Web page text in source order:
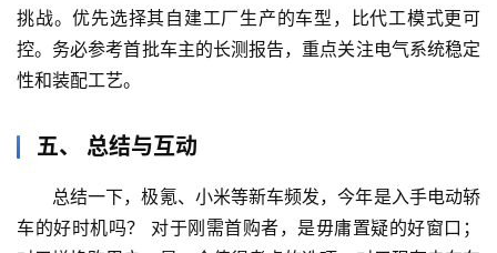
挑战。优先选择其自建工厂生产的车型 ，比代工模式更可
控。务必参考首批车主的长测报告，重点关注电气系统稳定
性和装配工艺。
五、 总结与互动
总结一下，极氪、小米等新车频发，今年是入手电动轿
车的好时机吗？
对于刚需首购者，是毋庸置疑的好窗口；